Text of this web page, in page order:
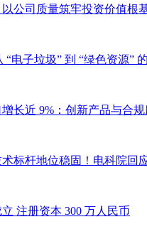
公司质量筑牢投资价值根
“电子垃圾” 到 “绿色资源”
长近 9%：创新产品与合
标杆地位稳固！电科院回
注册资本 300 万人民币